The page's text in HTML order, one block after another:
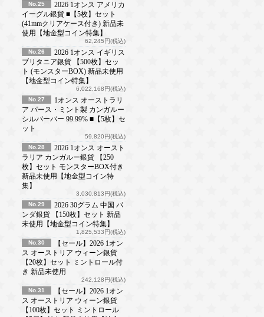
No.25
2026 1オンス アメリカ
イーグル銀貨 ■【5枚】セット
(41mmクリアケース付き) 新品未
使用【地金型コイン特集】
62,245円(税込)
No.26
2026 1オンス イギリス
ブリタニア銀貨 【500枚】セッ
ト (モンスターBOX) 新品未使用
【地金型コイン特集】
6,022,168円(税込)
No.27
1オンス オーストラリ
ア パース・ミント製 カンガルー
シルバーバー 99.99% ■【5枚】セ
ット
59,820円(税込)
No.28
2026 1オンス オースト
ラリア カンガルー銀貨 【250
枚】セット モンスターBOX付き
新品未使用【地金型コイン特
集】
3,030,813円(税込)
No.29
2026 30グラム 中国 パ
ンダ銀貨 【150枚】セット 新品
未使用【地金型コイン特集】
1,825,533円(税込)
No.30
【セール】2026 1オン
ス オーストリア ウィーン銀貨
【20枚】セット ミントロール付
き 新品未使用
242,128円(税込)
No.31
【セール】2026 1オン
ス オーストリア ウィーン銀貨
【100枚】セット ミントロール